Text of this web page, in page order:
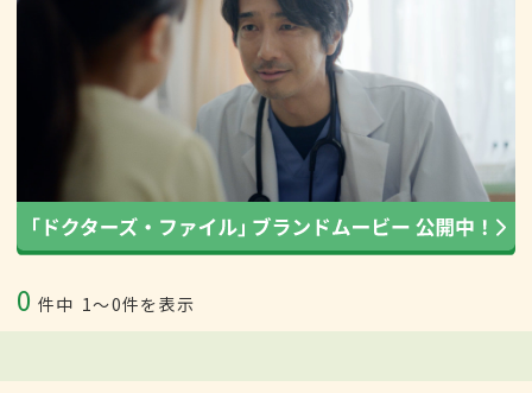
0 件中 1〜0件を表示